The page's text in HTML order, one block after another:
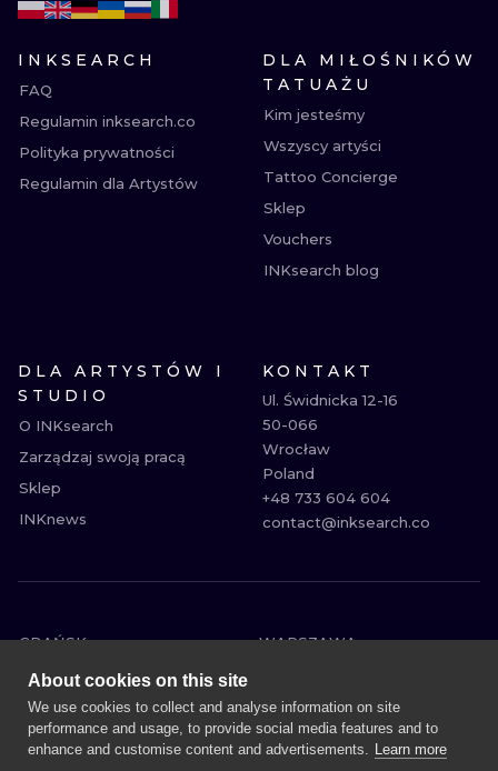
INKSEARCH
FAQ
Regulamin inksearch.co
Polityka prywatności
Regulamin dla Artystów
DLA MIŁOŚNIKÓW
TATUAŻU
Kim jesteśmy
Wszyscy artyści
Tattoo Concierge
Sklep
Vouchers
INKsearch blog
DLA ARTYSTÓW I
STUDIO
O INKsearch
Zarządzaj swoją pracą
Sklep
INKnews
KONTAKT
Ul. Świdnicka 12-16
50-066
Wrocław
Poland
+48 733 604 604
contact@inksearch.co
GDAŃSK
WARSZAWA
POZNAŃ
KATOWICE
WROCŁAW
ŁÓDŹ
BERLIN
About cookies on this site
We use cookies to collect and analyse information on site
performance and usage, to provide social media features and to
enhance and customise content and advertisements. Learn more